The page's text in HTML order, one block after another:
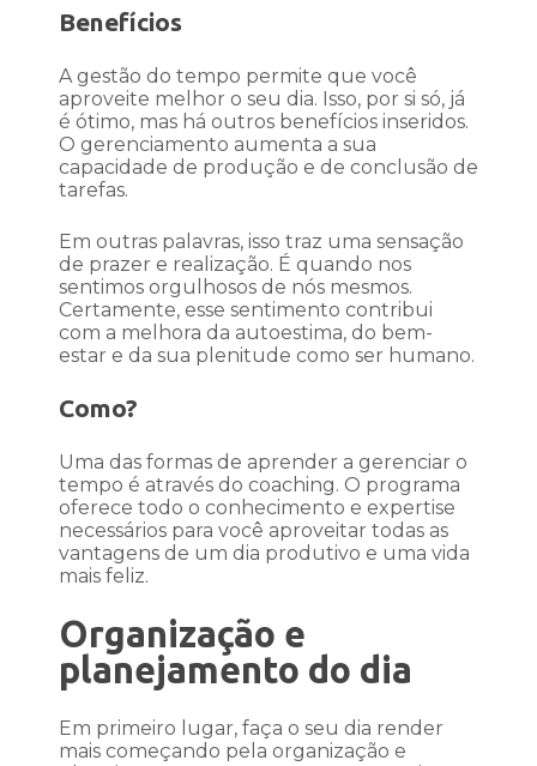
Benefícios
A gestão do tempo permite que você
aproveite melhor o seu dia. Isso, por si só, já
é ótimo, mas há outros benefícios inseridos.
O gerenciamento aumenta a sua
capacidade de produção e de conclusão de
tarefas.
Em outras palavras, isso traz uma sensação
de prazer e realização. É quando nos
sentimos orgulhosos de nós mesmos.
Certamente, esse sentimento contribui
com a melhora da autoestima, do bem-
estar e da sua plenitude como ser humano.
Como?
Uma das formas de aprender a gerenciar o
tempo é através do coaching. O programa
oferece todo o conhecimento e expertise
necessários para você aproveitar todas as
vantagens de um dia produtivo e uma vida
mais feliz.
Organização e
planejamento do dia
Em primeiro lugar, faça o seu dia render
mais começando pela organização e